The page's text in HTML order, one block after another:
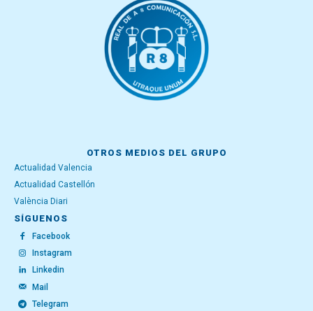
OTROS MEDIOS DEL GRUPO
Actualidad Valencia
Actualidad Castellón
València Diari
SÍGUENOS
Facebook
Instagram
Linkedin
Mail
Telegram